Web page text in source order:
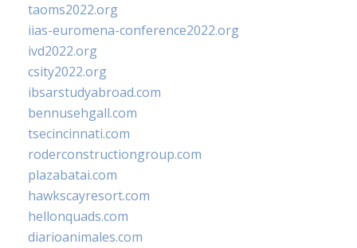
taoms2022.org
iias-euromena-conference2022.org
ivd2022.org
csity2022.org
ibsarstudyabroad.com
bennusehgall.com
tsecincinnati.com
roderconstructiongroup.com
plazabatai.com
hawkscayresort.com
hellonquads.com
diarioanimales.com